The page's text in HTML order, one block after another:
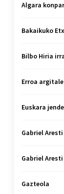
Algara
Bakaikuko
Bilbo Hiria
Erroa
Euskara
Gabriel
Gabriel
Gazteola